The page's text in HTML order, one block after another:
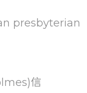
presbyterian
信